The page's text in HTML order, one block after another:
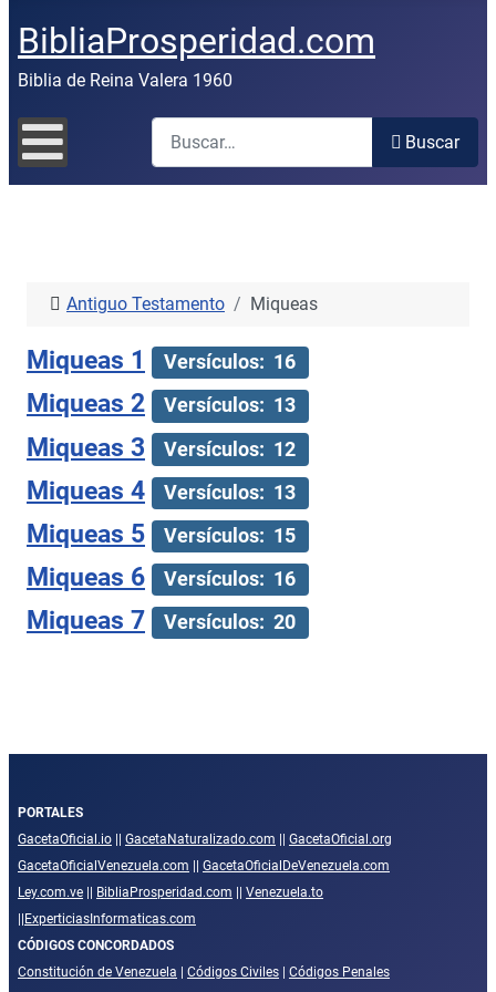
BibliaProsperidad.com
Biblia de Reina Valera 1960
Buscar
Buscar
Antiguo Testamento Miqueas
Miqueas 1 Versículos: 16
Miqueas 2 Versículos: 13
Miqueas 3 Versículos: 12
Miqueas 4 Versículos: 13
Miqueas 5 Versículos: 15
Miqueas 6 Versículos: 16
Miqueas 7 Versículos: 20
PORTALES
GacetaOficial.io
GacetaNaturalizado.com
GacetaOficial.org
GacetaOficialVenezuela.com
GacetaOficialDeVenezuela.com
Ley.com.ve
BibliaProsperidad.com
Venezuela.to
ExperticiasInformaticas.com
CÓDIGOS CONCORDADOS
Constitución de Venezuela
Códigos Civiles
Códigos Penales